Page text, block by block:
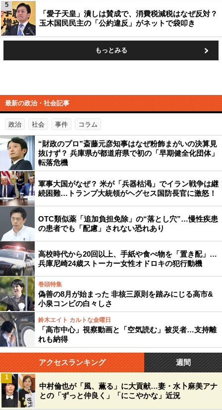
「愛子天皇」潰しは賛成で、消費税減税はなぜ反対？
玉木国民民主の「公約違反」がネットで袋叩き
5
もっとみる
最新の政治・社会記事
政治 社会 事件 コラム
“財政のプロ”斎藤元彦知事はなぜ粉飾まがいの決算見
抜けず？ 兵庫県が都道府県で初の「早期健全化団体」
転落危機
軍事大国がなぜ？ 米が「兵器枯渇」でイラン戦争は継
続困難…トランプ大統領がヘグセス国防長官に激怒！
OTC類似薬「追加負担免除」の“落とし穴”…慢性疾患
の患者でも「配慮」されない恐れあり
高校時代から20回以上、手紙や食べ物を「置き配」…
兵庫尼崎24歳ストーカー女性オドロキの犯行動機
巻頭特集
偽善の8月が始まった 非核三原則を踏みにじる高市&
小泉コンビの白々しさ
鈴木エイト カルトな金曜日
「高市中心」視察動画と「空気読む」被災者…支持離
れも納得
アクセスランキング 週間
中村倫也が「風、薫る」に大貢献…妻・水卜麻美アナ
との「ずっと仲良く」「にこやかな」近況
1